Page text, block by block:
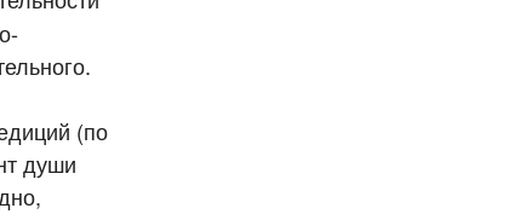
(по
души